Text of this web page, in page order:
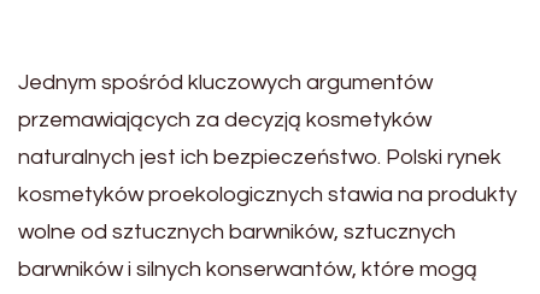
Jednym spośród kluczowych argumentów
przemawiających za decyzją kosmetyków
naturalnych jest ich bezpieczeństwo. Polski rynek
kosmetyków proekologicznych stawia na produkty
wolne od sztucznych barwników, sztucznych
barwników i silnych konserwantów, które mogą